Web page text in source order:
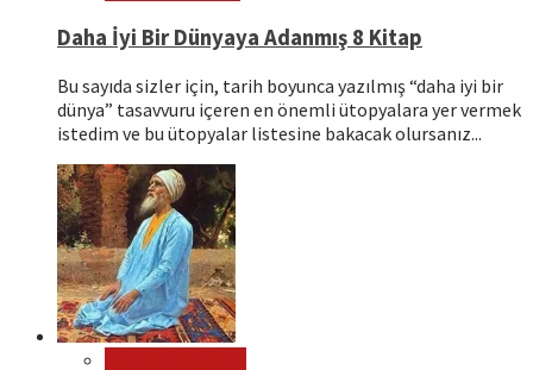
Daha İyi Bir Dünyaya Adanmış 8 Kitap
Bu sayıda sizler için, tarih boyunca yazılmış “daha iyi bir
dünya” tasavvuru içeren en önemli ütopyalara yer vermek
istedim ve bu ütopyalar listesine bakacak olursanız...